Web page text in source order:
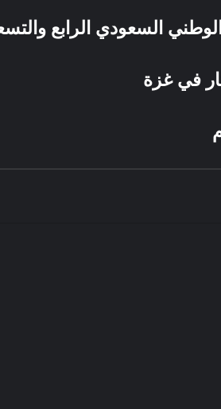
الوطني السعودي الرابع
في غزة